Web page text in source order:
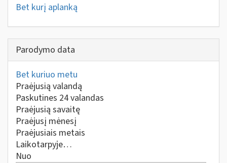
Bet kurį aplanką
Parodymo data
Bet kuriuo metu
Praėjusią valandą
Paskutines 24 valandas
Praėjusią savaitę
Praėjusį mėnesį
Praėjusiais metais
Laikotarpyje…
Nuo